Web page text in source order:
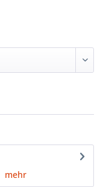
mehr